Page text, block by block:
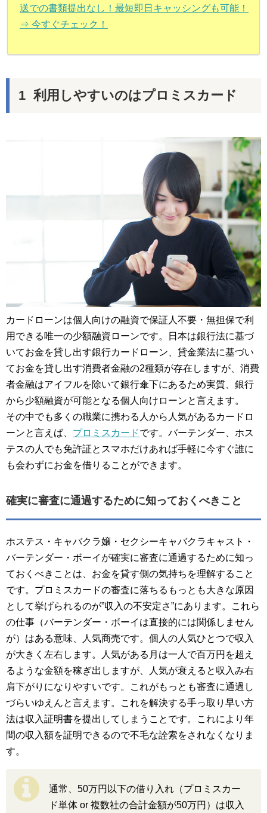
送での書類提出なし！最短即日キャッシングも可能！
⇒ 今すぐチェック！
利用しやすいのはプロミスカード
カードローンは個人向けの融資で保証人不要・無担保で利
用できる唯一の少額融資ローンです。日本は銀行法に基づ
いてお金を貸し出す銀行カードローン、貸金業法に基づい
てお金を貸し出す消費者金融の2種類が存在しますが、消費
者金融はアイフルを除いて銀行傘下にあるため実質、銀行
から少額融資が可能となる個人向けローンと言えます。
その中でも多くの職業に携わる人から人気があるカードロ
ーンと言えば、 プロミスカードです。バーテンダー、ホス
テスの人でも免許証とスマホだけあれば手軽に今すぐ誰に
も会わずにお金を借りることができます。
確実に審査に通過するために知っておくべきこと
ホステス・キャバクラ嬢・セクシーキャバクラキャスト・
バーテンダー・ボーイが確実に審査に通過するために知っ
ておくべきことは、お金を貸す側の気持ちを理解すること
です。プロミスカードの審査に落ちるもっとも大きな原因
として挙げられるのが”収入の不安定さ”にあります。これら
の仕事（バーテンダー・ボーイは直接的には関係しません
が）はある意味、人気商売です。個人の人気ひとつで収入
が大きく左右します。人気がある月は一人で百万円を超え
るような金額を稼ぎ出しますが、人気が衰えると収入み右
肩下がりになりやすいです。これがもっとも審査に通過し
づらいゆえんと言えます。これを解決する手っ取り早い方
法は収入証明書を提出してしまうことです。これにより年
間の収入額を証明できるので不毛な詮索をされなくなりま
す。
通常、50万円以下の借り入れ（プロミスカー
ド単体 or 複数社の合計金額が50万円）は収入